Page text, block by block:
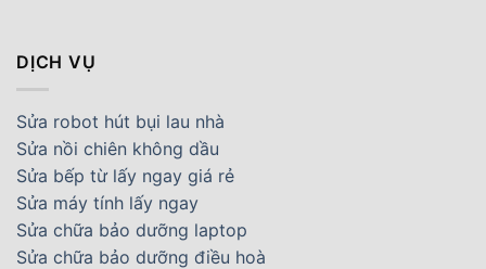
DỊCH VỤ
Sửa robot hút bụi lau nhà
Sửa nồi chiên không dầu
Sửa bếp từ lấy ngay giá rẻ
Sửa máy tính lấy ngay
Sửa chữa bảo dưỡng laptop
Sửa chữa bảo dưỡng điều hoà